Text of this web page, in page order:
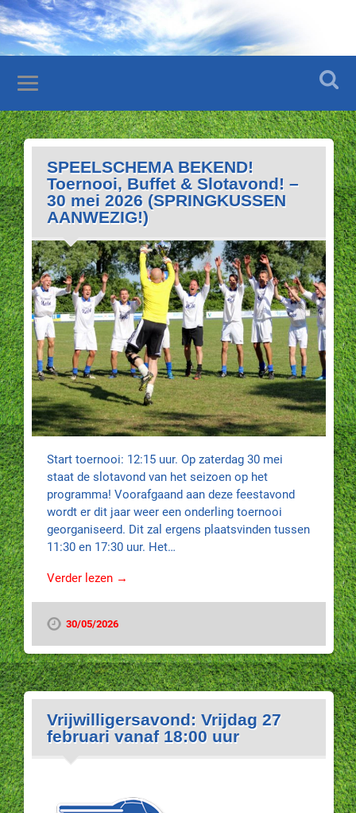
SPEELSCHEMA BEKEND!
Toernooi, Buffet & Slotavond! –
30 mei 2026 (SPRINGKUSSEN
AANWEZIG!)
Start toernooi: 12:15 uur. Op zaterdag 30 mei
staat de slotavond van het seizoen op het
programma! Voorafgaand aan deze feestavond
wordt er dit jaar weer een onderling toernooi
georganiseerd. Dit zal ergens plaatsvinden tussen
11:30 en 17:30 uur. Het…
Verder lezen →
30/05/2026
Vrijwilligersavond: Vrijdag 27
februari vanaf 18:00 uur